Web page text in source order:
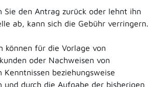
Sie den Antrag zurück oder lehnt ihn
ab, kann sich die Gebühr verringern.
können für die Vorlage von
oder Nachweisen von
Kenntnissen beziehungsweise
und durch die Aufgabe der bisherigen